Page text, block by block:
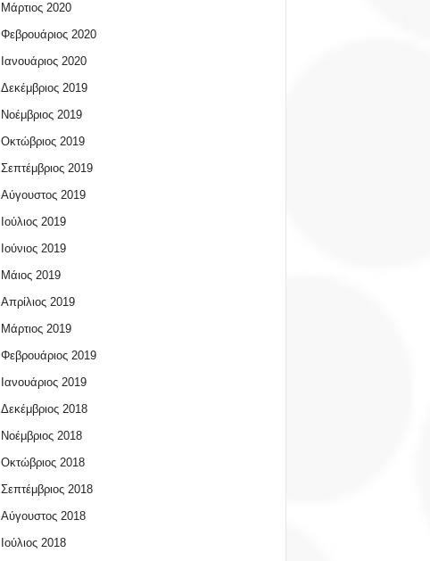
Μάρτιος 2020
Φεβρουάριος 2020
Ιανουάριος 2020
Δεκέμβριος 2019
Νοέμβριος 2019
Οκτώβριος 2019
Σεπτέμβριος 2019
Αύγουστος 2019
Ιούλιος 2019
Ιούνιος 2019
Μάιος 2019
Απρίλιος 2019
Μάρτιος 2019
Φεβρουάριος 2019
Ιανουάριος 2019
Δεκέμβριος 2018
Νοέμβριος 2018
Οκτώβριος 2018
Σεπτέμβριος 2018
Αύγουστος 2018
Ιούλιος 2018